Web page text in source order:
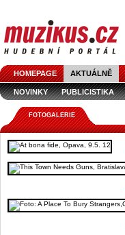
HOMEPAGE AKTUÁLNĚ
NOVINKY PUBLICISTIKA
FOTOGALERIE